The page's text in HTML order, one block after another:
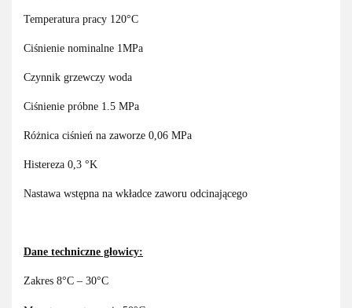
Temperatura pracy 120°C
Ciśnienie nominalne 1MPa
Czynnik grzewczy woda
Ciśnienie próbne 1.5 MPa
Różnica ciśnień na zaworze 0,06 MPa
Histereza 0,3 °K
Nastawa wstępna na wkładce zaworu odcinającego
Dane techniczne głowicy:
Zakres 8°C – 30°C